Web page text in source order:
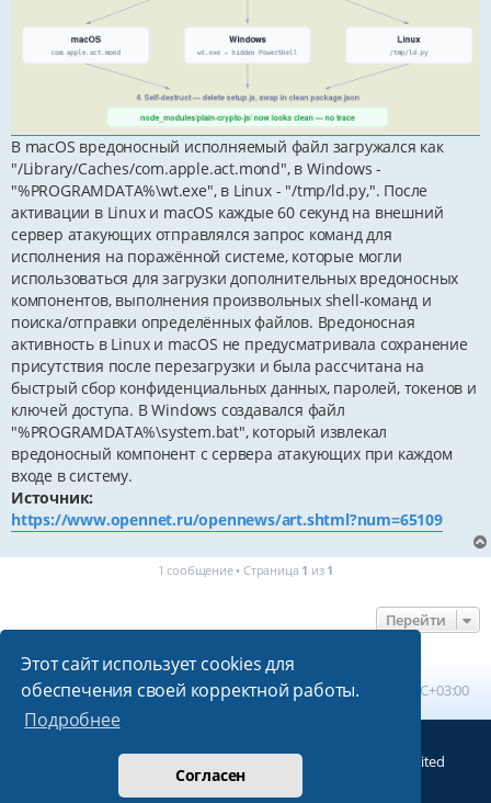
Этот сайт использует cookies для
обеспечения своей корректной работы.
Подробнее
Согласен
В macOS вредоносный исполняемый файл загружался как
"/Library/Caches/com.apple.act.mond", в Windows -
"%PROGRAMDATA%\wt.exe", в Linux - "/tmp/ld.py,". После
активации в Linux и macOS каждые 60 секунд на внешний
сервер атакующих отправлялся запрос команд для
исполнения на поражённой системе, которые могли
использоваться для загрузки дополнительных вредоносных
компонентов, выполнения произвольных shell-команд и
поиска/отправки определённых файлов. Вредоносная
активность в Linux и macOS не предусматривала сохранение
присутствия после перезагрузки и была рассчитана на
быстрый сбор конфиденциальных данных, паролей, токенов и
ключей доступа. В Windows создавался файл
"%PROGRAMDATA%\system.bat", который извлекал
вредоносный компонент с сервера атакующих при каждом
входе в систему.
Источник:
https://www.opennet.ru/opennews/art.shtml?num=65109
1 сообщение • Страница 1 из 1
Перейти
Главная Список форумов Часовой пояс: UTC+03:00
Создано на основе
® Forum Software © phpBB Limited
Русская поддержка phpBB